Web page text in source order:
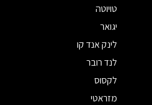
טויוטה
יגואר
לינק אנד קו
לנד רובר
לקסוס
מזראטי